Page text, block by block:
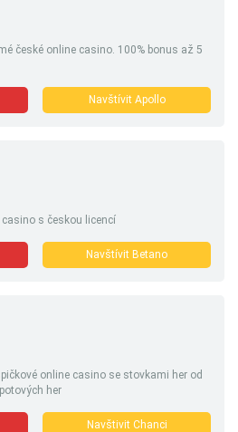
české online casino. 100% bonus až 5
Navštívit Apollo
s českou licencí
Navštívit Betano
online casino se stovkami her od
her
Navštivit Chanci